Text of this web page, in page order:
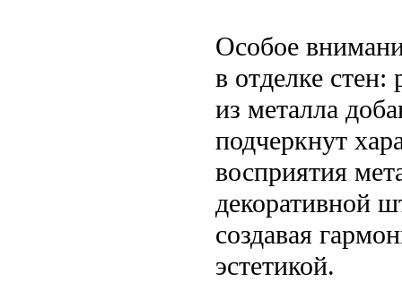
Особое
в отделке
из металла
подчеркнут
восприятия
декоративной
создавая
эстетикой.